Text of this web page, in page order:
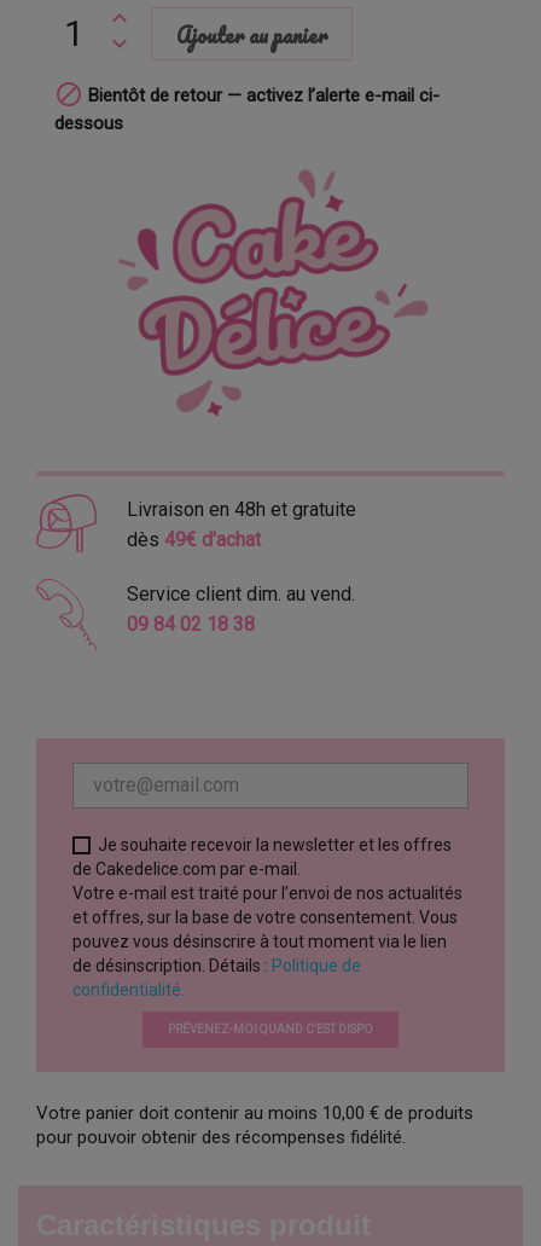
Ajouter au panier
 Bientôt de retour — activez l’alerte e-mail ci-
dessous
Livraison en 48h et gratuite
dès 49€ d'achat
Service client dim. au vend.
09 84 02 18 38
Je souhaite recevoir la newsletter et les offres
de Cakedelice.com par e-mail.
Votre e-mail est traité pour l’envoi de nos actualités
et offres, sur la base de votre consentement. Vous
pouvez vous désinscrire à tout moment via le lien
de désinscription. Détails : Politique de
confidentialité.
PRÉVENEZ-MOI QUAND C’EST DISPO
Votre panier doit contenir au moins 10,00 € de produits
pour pouvoir obtenir des récompenses fidélité.